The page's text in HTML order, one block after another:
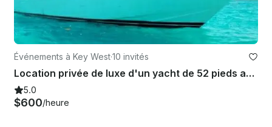
Événements à Key West·10 invités
Location privée de luxe d'un yacht de 52 pieds avec Flybridge à Key West | Jusqu'à 10 personnes
5.0
$600/heure